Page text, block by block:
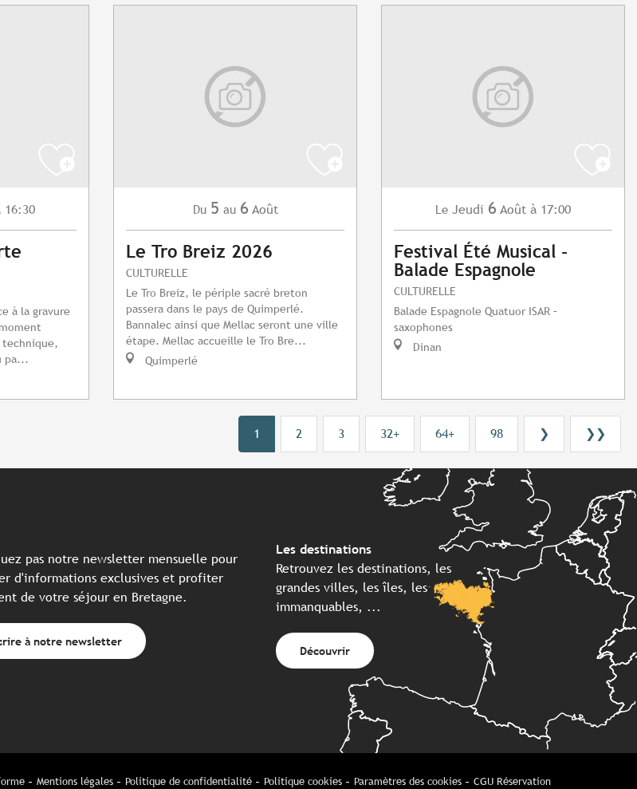
16:30
à la gravure
pa...
Du 5 au 6 Août
Le Tro Breiz 2026
CULTURELLE
Le Tro Breiz, le périple sacré breton
passera dans le pays de Quimperlé.
Bannalec ainsi que Mellac seront une ville
étape. Mellac accueille le Tro Bre...
Quimperlé
Le Jeudi 6 Août à 17:00
Festival Été Musical -
Balade Espagnole
CULTURELLE
Balade Espagnole Quatuor ISAR –
saxophones
Dinan
1 2 3 32+ 64+ 98 ❯ ❯❯
pas notre newsletter mensuelle pour
d'informations exclusives et profiter
de votre séjour en Bretagne.
à notre newsletter
Les destinations
Retrouvez les destinations, les
grandes villes, les îles, les
immanquables, ...
Découvrir
Mentions légales Politique de confidentialité Politique cookies Paramètres des cookies CGU Réservation